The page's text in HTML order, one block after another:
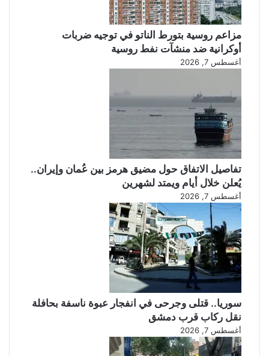
مزاعم روسية بتورط الناتو في توجيه ضربات
أوكرانية ضد منشآت نفط روسية
أغسطس 7, 2026
تفاصيل الاتفاق حول مضيق هرمز بين عُمان وإيران..
يُعلن خلال أيام ويمتد لشهرين
أغسطس 7, 2026
سوريا.. قتلى وجرحى في انفجار عبوة ناسفة بحافلة
نقل ركاب قرب دمشق
أغسطس 7, 2026